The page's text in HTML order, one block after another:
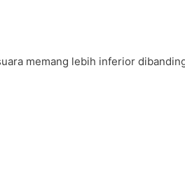
memang lebih inferior